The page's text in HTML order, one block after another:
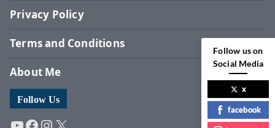
Privacy Policy
Terms and Conditions
About Me
Follow Us
Follow us on
Social Media
x
facebook